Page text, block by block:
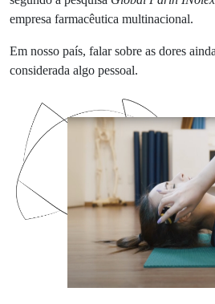
empresa farmacêutica multinacional.
Em nosso país, falar sobre as dores
considerada algo pessoal.